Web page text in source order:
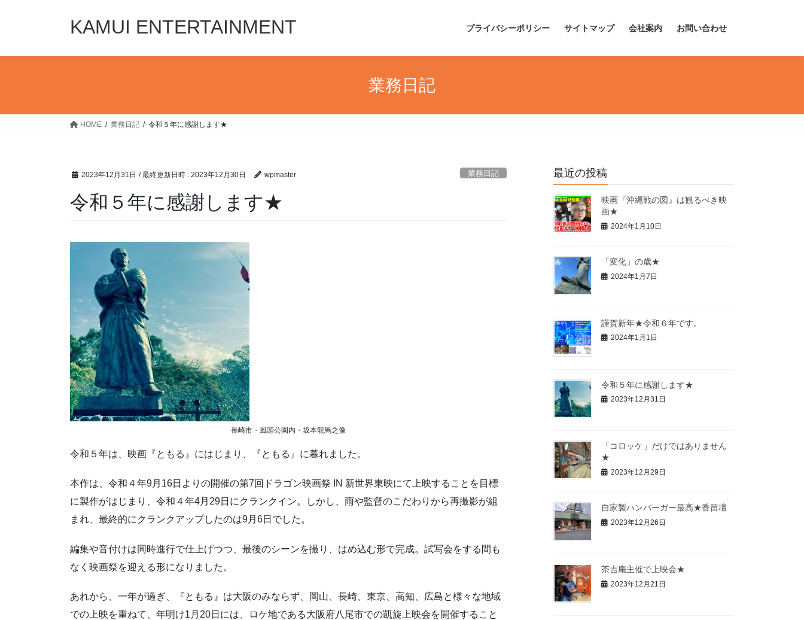
KAMUI ENTERTAINMENT プライバシーポリシー サイトマップ 会社案内 お問い合わせ
業務日記
HOME 業務日記 令和５年に感謝します★
2023年12月31日 / 最終更新日時 : 2023年12月30日 wpmaster 業務日記
令和５年に感謝します★
長崎市・風頭公園内・坂本龍馬之像
令和５年は、映画『ともる』にはじまり、『ともる』に暮れました。
本作は、令和４年9月16日よりの開催の第7回ドラゴン映画祭 IN 新世界東映にて上映することを目標
に製作がはじまり、令和４年4月29日にクランクイン。しかし、雨や監督のこだわりから再撮影が組
まれ、最終的にクランクアップしたのは9月6日でした。
編集や音付けは同時進行で仕上げつつ、最後のシーンを撮り、はめ込む形で完成。試写会をする間も
なく映画祭を迎える形になりました。
あれから、一年が過ぎ、『ともる』は大阪のみならず、岡山、長崎、東京、高知、広島と様々な地域
での上映を重ねて、年明け1月20日には、ロケ地である大阪府八尾市での凱旋上映会を開催すること
最近の投稿
映画『沖縄戦の図』は観るべき映
画★
2024年1月10日
「変化」の歳★
2024年1月7日
謹賀新年★令和６年です。
2024年1月1日
令和５年に感謝します★
2023年12月31日
「コロッケ」だけではありません
★
2023年12月29日
自家製ハンバーガー最高★香留壇
2023年12月26日
茶吉庵主催で上映会★
2023年12月21日